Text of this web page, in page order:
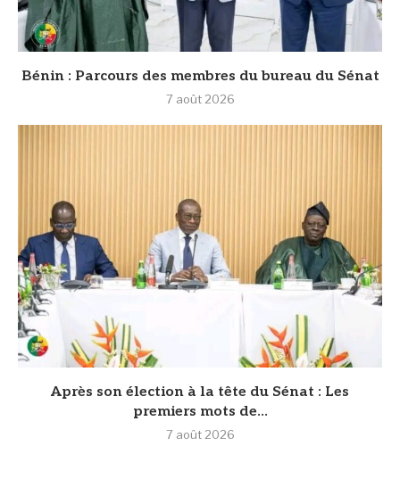
Bénin : Parcours des membres du bureau du Sénat
7 août 2026
Après son élection à la tête du Sénat : Les
premiers mots de...
7 août 2026